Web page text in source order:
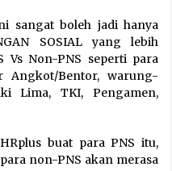
sangat boleh jadi hanya
SOSIAL yang lebih
Vs Non-PNS seperti para
Angkot/Bentor, warung-
Lima, TKI, Pengamen,
buat para PNS itu,
non-PNS akan merasa